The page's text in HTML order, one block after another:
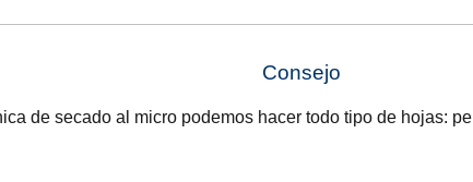
Consejo
de secado al micro podemos hacer todo tipo de hojas: